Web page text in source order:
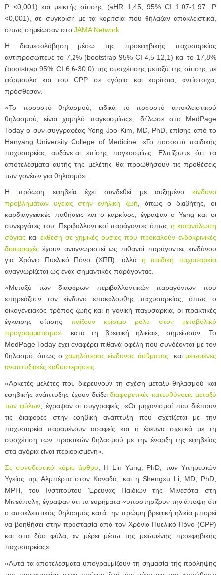
P <0,001) και μεικτής σίτισης (aHR 1,45, 95% CI 1,07-1,97, P
<0,001), σε σύγκριση με τα κορίτσια που θήλαζαν αποκλειστικά,
όπως σημείωσαν στο JAMA Network
Η διαμεσολάβηση μέσω της προεφηβικής παχυσαρκίας
αντιπροσώπευε το 7,2% (bootstrap 95% CI 4,5-12,1) και το 17,8%
(bootstrap 95% CI 6,6-30,0) της συσχέτισης μεταξύ της σίτισης με
φόρμουλα και του CPP σε αγόρια και κορίτσια, αντίστοιχα,
πρόσθεσαν.
«Το ποσοστό θηλασμού, ειδικά το ποσοστό αποκλειστικού
θηλασμού, είναι χαμηλό παγκοσμίως», δήλωσε στο MedPage
Today ο συν-συγγραφέας Yong Joo Kim, MD, PhD, επίσης από το
Hanyang University College of Medicine. «Το ποσοστό παιδικής
παχυσαρκίας αυξάνεται επίσης παγκοσμίως. Ελπίζουμε ότι τα
αποτελέσματα αυτής της μελέτης θα προωθήσουν τις προθέσεις
των γονέων για θηλασμό».
Η πρόωρη εφηβεία έχει συνδεθεί με αυξημένο κίνδυνο
προβλημάτων υγείας στην ενήλικη ζωή , όπως ο διαβήτης, οι
καρδιαγγειακές παθήσεις και ο καρκίνος, έγραψαν ο Yang και οι
συνεργάτες του. Περιβαλλοντικοί παράγοντες όπως η κατανάλωση
σόγιας και έκθεση σε χημικές ουσίες που προκαλούν ενδοκρινικές
διαταραχές έχουν αναγνωριστεί ως πιθανοί παράγοντες κινδύνου
για Χρόνιο Πυελικό Πόνο (ΧΠΠ), αλλά η παιδική παχυσαρκία
αναγνωρίζεται ως ένας σημαντικός παράγοντας.
«Μεταξύ των διαφόρων περιβαλλοντικών παραγόντων που
επηρεάζουν τον κίνδυνο επακόλουθης παχυσαρκίας, όπως ο
οικογενειακός τρόπος ζωής και η γονική παχυσαρκία, οι πρακτικές
έγκαιρης σίτισης παίζουν κρίσιμο ρόλο στον μεταβολικό
προγραμματισμό» . κατά τη βρεφική ηλικία», σημείωσαν. Το
MedPage Today έχει αναφέρει πιθανά οφέλη που συνδέονται με τον
θηλασμό, όπως οχαμηλότερος κίνδυνος άσθματος και μειωμένες
αναπτυξιακές καθυστερήσεις
«Αρκετές μελέτες που διερευνούν τη σχέση μεταξύ θηλασμού και
εφηβικής ανάπτυξης έχουν δείξειδιαφορετικές κατευθύνσεις μεταξύ
των φύλων , έγραψαν οι συγγραφείς. «Οι μηχανισμοί που διέπουν
τις διαφορές στην εφηβική ανάπτυξη που σχετίζεται με την
παχυσαρκία παραμένουν ασαφείς και η έρευνα σχετικά με τη
συσχέτιση των πρακτικών θηλασμού με την έναρξη της εφηβείας
στα αγόρια είναι περιορισμένη».
Σε συνοδευτικό κύριο άρθρο , Η Lin Yang, PhD, των Υπηρεσιών
Υγείας της Αλμπέρτα στον Καναδά, και η Shengxu Li, MD, PhD,
MPH, του Ινστιτούτου Έρευνας Παιδιών της Μινεσότα στη
Μινεάπολη, έγραψαν ότι τα ευρήματα «υποστηρίζουν την άποψη ότι
ο αποκλειστικός θηλασμός κατά την πρώιμη βρεφική ηλικία μπορεί
να βοηθήσει στην προστασία από τον Χρόνιο Πυελικό Πόνο (CPP)
και στα δύο φύλα, εν μέρει μέσω της μειωμένης προεφηβικής
παχυσαρκίας».
«Αυτά τα αποτελέσματα υπογραμμίζουν τη σημασία της πρόληψης